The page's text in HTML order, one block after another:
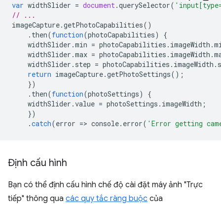
var widthSlider = document.querySelector(
// ...
imageCapture.getPhotoCapabilities()
. then(function(photoCapabilities)
{
widthSlider .min = photoCapabilities . imageWidth .
widthSlider .max = photoCapabilities . imageWidth .
widthSlider . step = photoCapabilities . imageWidth .
return imageCapture.getPhotoSettings();
})
. then(function(photoSettings)
{
widthSlider .value = photoSettings . imageWidth ;
})
.catch(error => console. error( 'Error getting
Định cấu hình
Bạn có thể định cấu hình chế độ cài đặt máy ảnh "Trực
tiếp" thông qua các quy tắc ràng buộc của